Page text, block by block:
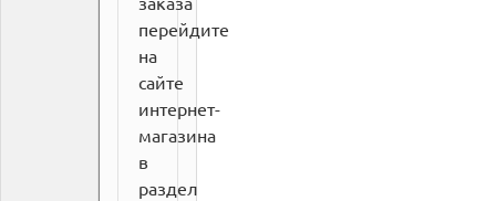
перейдите
на
сайте
интернет-
магазина
в
раздел